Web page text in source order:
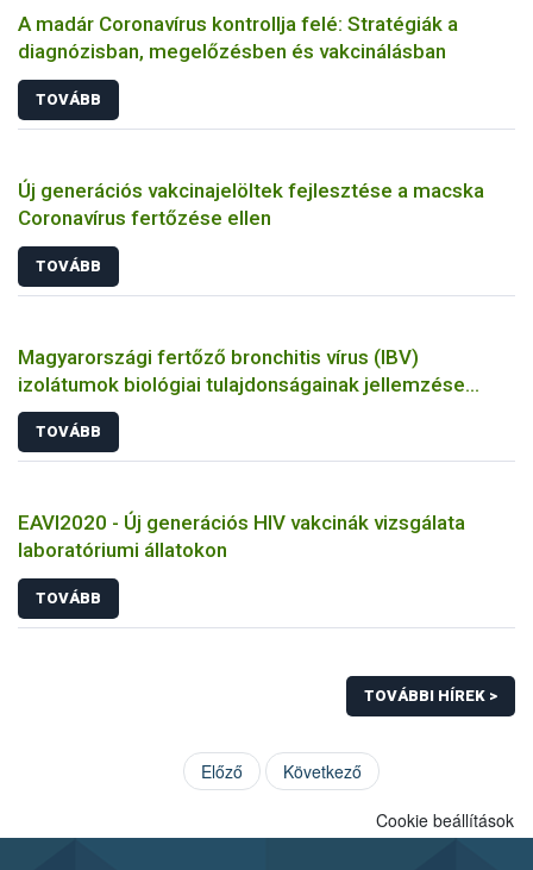
A madár Coronavírus kontrollja felé: Stratégiák a
diagnózisban, megelőzésben és vakcinálásban
TOVÁBB
Új generációs vakcinajelöltek fejlesztése a macska
Coronavírus fertőzése ellen
TOVÁBB
Magyarországi fertőző bronchitis vírus (IBV)
izolátumok biológiai tulajdonságainak jellemzése
állatkísérletes és molekuláris biológiai eszközökkel
TOVÁBB
EAVI2020 - Új generációs HIV vakcinák vizsgálata
laboratóriumi állatokon
TOVÁBB
TOVÁBBI HÍREK >
Előző Következő
Cookie beállítások